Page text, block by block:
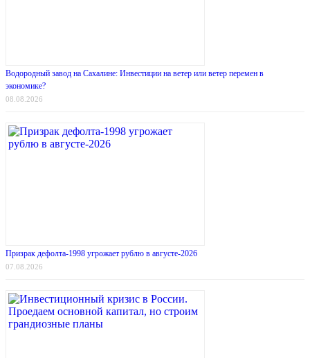
Водородный завод на Сахалине: Инвестиции на ветер или ветер перемен в
экономике?
08.08.2026
Призрак дефолта-1998 угрожает рублю в августе-2026
07.08.2026